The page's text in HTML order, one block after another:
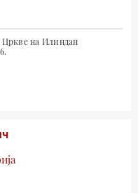
на Илиндан